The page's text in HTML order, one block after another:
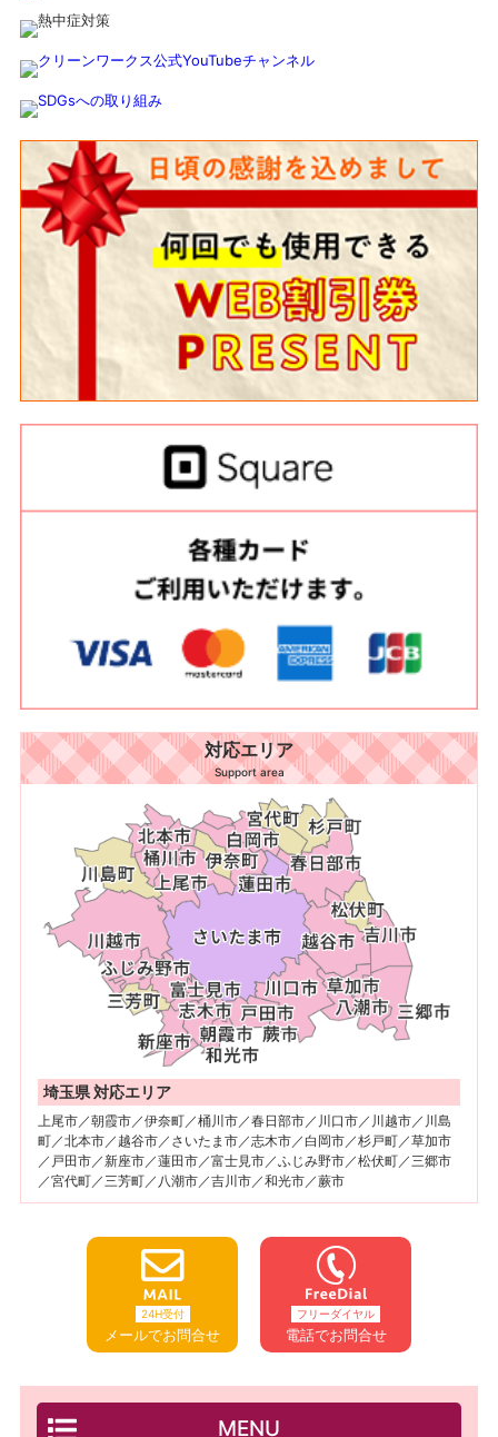
対応エリア
Support area
埼玉県 対応エリア
上尾市／朝霞市／伊奈町／桶川市／春日部市／川口市／川越市／川島
町／北本市／越谷市／さいたま市／志木市／白岡市／杉戸町／草加市
／戸田市／新座市／蓮田市／富士見市／ふじみ野市／松伏町／三郷市
／宮代町／三芳町／八潮市／吉川市／和光市／蕨市
24H受付
メールでお問合せ
フリーダイヤル
電話でお問合せ
MENU